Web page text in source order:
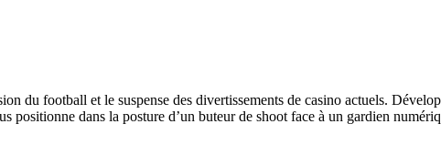
du football et le suspense des divertissements de casino actuels.
positionne dans la posture d’un buteur de shoot face à un gardien